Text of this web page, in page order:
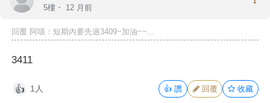
5樓・ 12 月前
回覆 阿喵：短期內要先過3409~加油~~...
3411
👍 1人 👍 讚 回覆 收藏